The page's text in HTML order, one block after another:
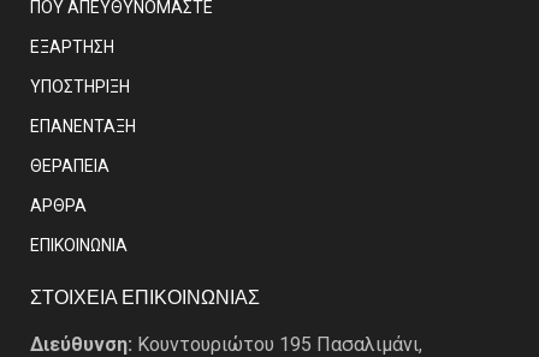
ΠΟΥ ΑΠΕΥΘΥΝΟΜΑΣΤΕ
ΕΞΑΡΤΗΣΗ
ΥΠΟΣΤΗΡΙΞΗ
ΕΠΑΝΕΝΤΑΞΗ
ΘΕΡΑΠΕΙΑ
ΑΡΘΡΑ
EΠΙΚΟΙΝΩΝΙΑ
ΣΤΟΙΧΕΙΑ ΕΠΙΚΟΙΝΩΝΙΑΣ
Διεύθυνση: Κουντουριώτου 195 Πασαλιμάνι,